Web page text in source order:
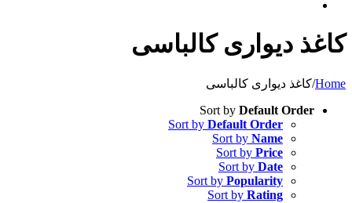
کاغذ دیواری کالباسی
Home
/کاغذ دیواری کالباسی
Sort by Default Order
Sort by Default Order
Sort by Name
Sort by Price
Sort by Date
Sort by Popularity
Sort by Rating